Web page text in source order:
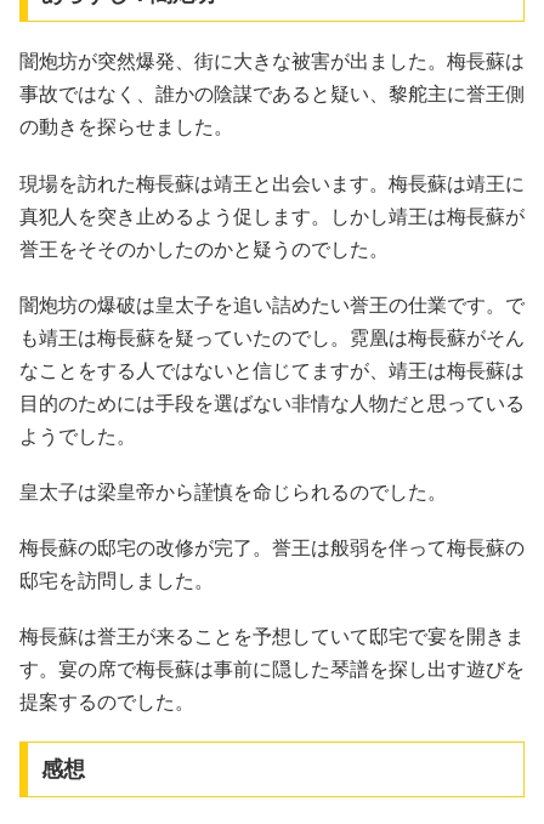
闇炮坊が突然爆発、街に大きな被害が出ました。梅長蘇は
事故ではなく、誰かの陰謀であると疑い、黎舵主に誉王側
の動きを探らせました。
現場を訪れた梅長蘇は靖王と出会います。梅長蘇は靖王に
真犯人を突き止めるよう促します。しかし靖王は梅長蘇が
誉王をそそのかしたのかと疑うのでした。
闇炮坊の爆破は皇太子を追い詰めたい誉王の仕業です。で
も靖王は梅長蘇を疑っていたのでし。霓凰は梅長蘇がそん
なことをする人ではないと信じてますが、靖王は梅長蘇は
目的のためには手段を選ばない非情な人物だと思っている
ようでした。
皇太子は梁皇帝から謹慎を命じられるのでした。
梅長蘇の邸宅の改修が完了。誉王は般弱を伴って梅長蘇の
邸宅を訪問しました。
梅長蘇は誉王が来ることを予想していて邸宅で宴を開きま
す。宴の席で梅長蘇は事前に隠した琴譜を探し出す遊びを
提案するのでした。
感想